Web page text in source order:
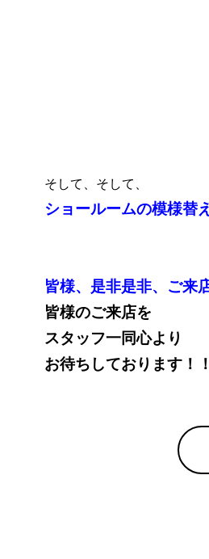
そして、そして、
ショールームの模様替
皆様、是非是非、ご来
皆様のご来店を
スタッフ一同心より
お待ちしております！